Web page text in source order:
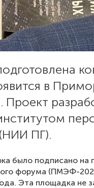
в
ПГ).
было подписано на
форума (ПМЭФ-
Эта площадка не